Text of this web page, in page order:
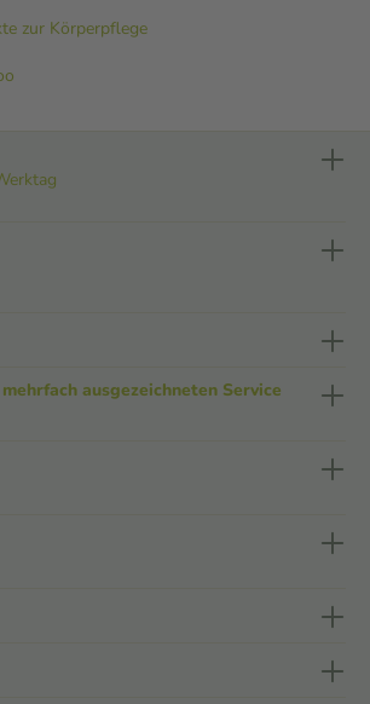
zur Körperpflege
ausgezeichneten Service